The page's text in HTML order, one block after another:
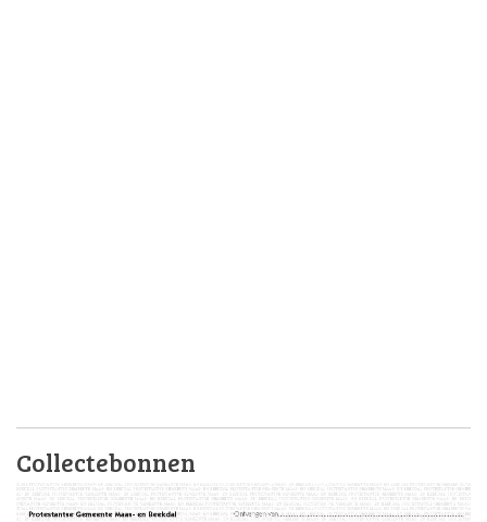
Collectebonnen